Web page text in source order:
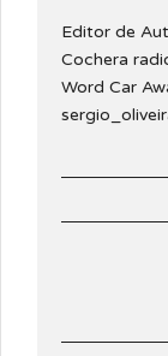
Editor de
Cochera
Word Car